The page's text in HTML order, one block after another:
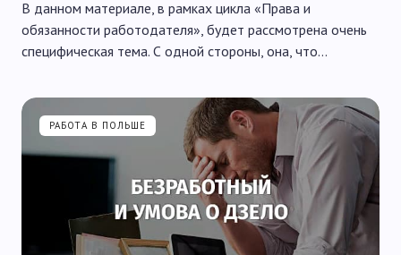
В данном материале, в рамках цикла «Права и
обязанности работодателя», будет рассмотрена очень
специфическая тема. С одной стороны, она, что…
РАБОТА В ПОЛЬШЕ